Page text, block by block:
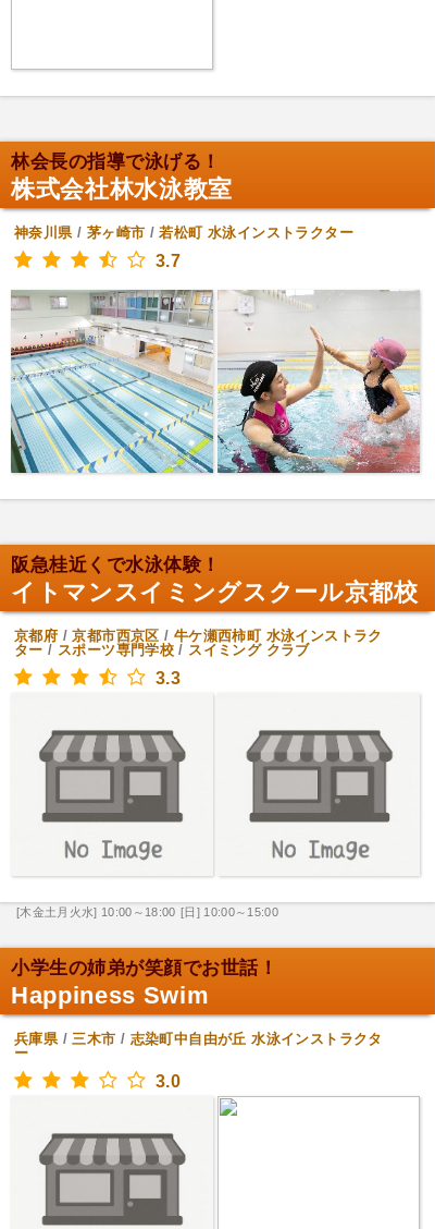
林会長の指導で泳げる！
株式会社林水泳教室
神奈川県/ 茅ヶ崎市 /若松町 水泳インストラクター
3.7
阪急桂近くで水泳体験！
イトマンスイミングスクール京都校
京都府 /京都市西京区 / 牛ケ瀬西柿町 水泳インストラク
ター / スポーツ専門学校 / スイミング クラブ
3.3
[木金土月火水] 10:00～18:00 [日] 10:00～15:00
小学生の姉弟が笑顔でお世話！
Happiness Swim
兵庫県/三木市 / 志染町中自由が丘 水泳インストラクタ
ー
3.0